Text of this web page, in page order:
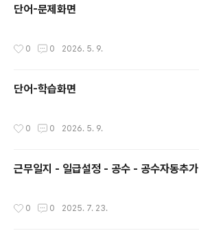
단어-문제화면
0 0 2026. 5. 9.
단어-학습화면
0 0 2026. 5. 9.
근무일지 - 일급설정 - 공수 - 공수자동추가
0 0 2025. 7. 23.